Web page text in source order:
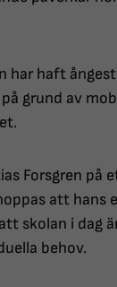
har haft
grund av
Forsgren på
att hans
skolan i dag
behov.